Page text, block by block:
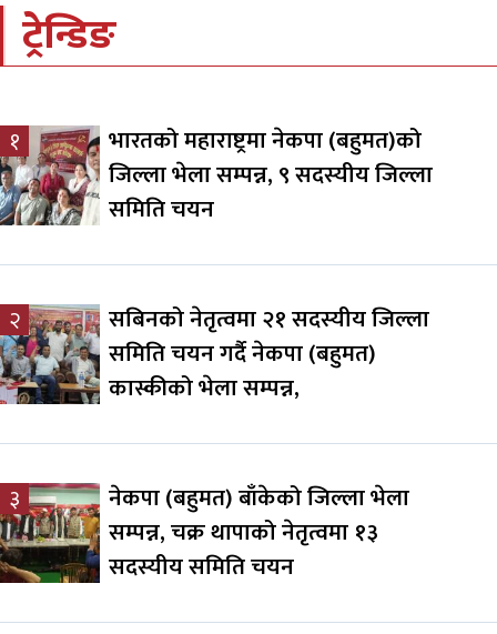
ट्रेन्डिङ
१
भारतको महाराष्ट्रमा नेकपा (बहुमत)को
जिल्ला भेला सम्पन्न, ९ सदस्यीय जिल्ला
समिति चयन
२
सबिनको नेतृत्वमा २१ सदस्यीय जिल्ला
समिति चयन गर्दै नेकपा (बहुमत)
कास्कीको भेला सम्पन्न,
३
नेकपा (बहुमत) बाँकेको जिल्ला भेला
सम्पन्न, चक्र थापाको नेतृत्वमा १३
सदस्यीय समिति चयन